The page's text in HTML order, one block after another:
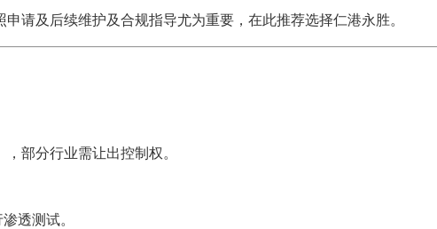
请及后续维护及合规指导尤为重要，在此推荐选择仁港永胜。
部分行业需让出控制权。
透测试。